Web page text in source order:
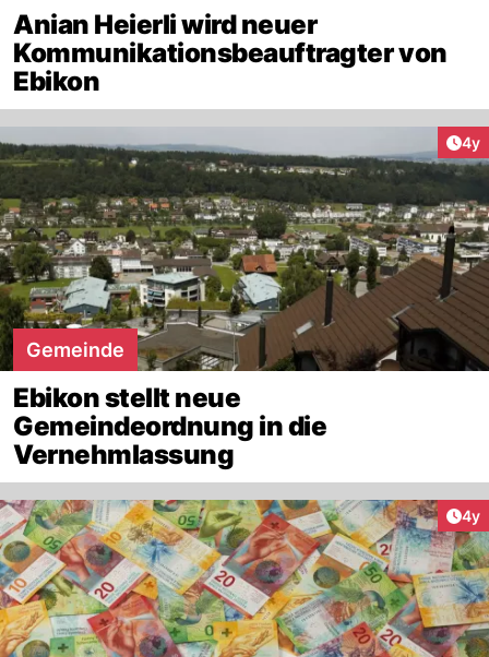
Anian Heierli wird neuer
Kommunikationsbeauftragter von
Ebikon
4y
Gemeinde
Ebikon stellt neue
Gemeindeordnung in die
Vernehmlassung
4y